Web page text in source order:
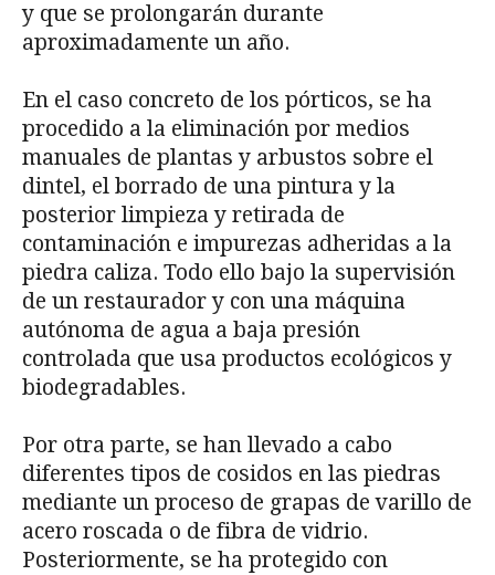
y que se prolongarán durante
aproximadamente un año.
En el caso concreto de los pórticos, se ha
procedido a la eliminación por medios
manuales de plantas y arbustos sobre el
dintel, el borrado de una pintura y la
posterior limpieza y retirada de
contaminación e impurezas adheridas a la
piedra caliza. Todo ello bajo la supervisión
de un restaurador y con una máquina
autónoma de agua a baja presión
controlada que usa productos ecológicos y
biodegradables.
Por otra parte, se han llevado a cabo
diferentes tipos de cosidos en las piedras
mediante un proceso de grapas de varillo de
acero roscada o de fibra de vidrio.
Posteriormente, se ha protegido con